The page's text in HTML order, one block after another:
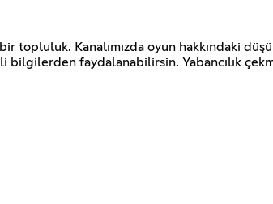
Kanalımızda oyun hakkındaki
faydalanabilirsin. Yabancılık